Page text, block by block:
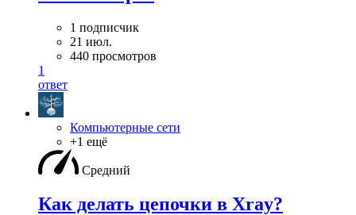
1 подписчик
21 июл.
440 просмотров
1
ответ
Компьютерные сети
+1 ещё
Средний
Как делать цепочки в Xray?